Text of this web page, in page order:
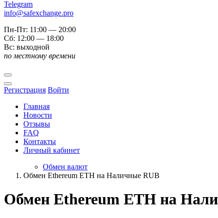
Telegram
info@safexchange.pro
Пн-Пт: 11:00 — 20:00
Сб: 12:00 — 18:00
Вс: выходной
по местному времени
Регистрация Войти
Главная
Новости
Отзывы
FAQ
Контакты
Личный кабинет
Обмен валют
Обмен Ethereum ETH на Наличные RUB
Обмен Ethereum ETH на